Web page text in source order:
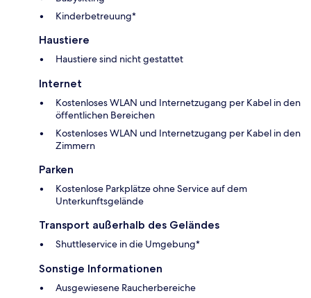
Kinderbetreuung*
Haustiere
Haustiere sind nicht gestattet
Internet
Kostenloses WLAN und Internetzugang per Kabel in den
öffentlichen Bereichen
Kostenloses WLAN und Internetzugang per Kabel in den
Zimmern
Parken
Kostenlose Parkplätze ohne Service auf dem
Unterkunftsgelände
Transport außerhalb des Geländes
Shuttleservice in die Umgebung*
Sonstige Informationen
Ausgewiesene Raucherbereiche